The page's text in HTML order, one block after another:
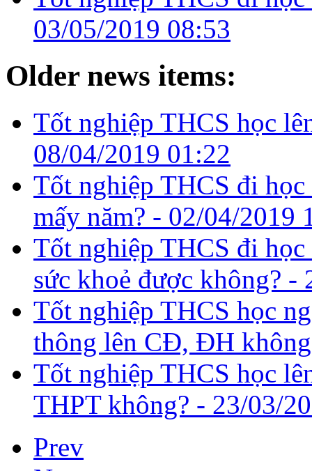
03/05/2019 08:53
Older news items:
Tốt nghiệp THCS học
08/04/2019 01:22
Tốt nghiệp THCS đi
mấy năm? - 02/04/2019
Tốt nghiệp THCS đi học
sức khoẻ được không? -
Tốt nghiệp THCS học
thông lên CĐ, ĐH
Tốt nghiệp THCS học
THPT không? - 23/03/
Prev